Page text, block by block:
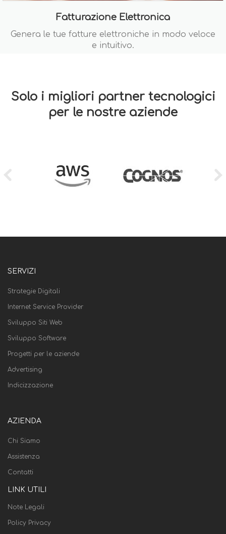
Fatturazione Elettronica
Genera le tue fatture elettroniche in modo veloce
e intuitivo.
Solo i migliori partner tecnologici
per le nostre aziende
SERVIZI
Strategie Digitali
Internet Service Provider
Sviluppo Siti Web
Sviluppo Software
Progetti per le aziende
Advertising
Indicizzazione
AZIENDA
Chi Siamo
Assistenza
Contatti
LINK UTILI
Note Legali
Policy Privacy